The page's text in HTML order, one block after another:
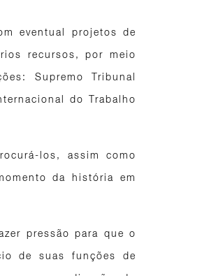
eventual projetos de
recursos, por meio
Supremo Tribunal
do Trabalho
los, assim como
da história em
pressão para que o
de suas funções de